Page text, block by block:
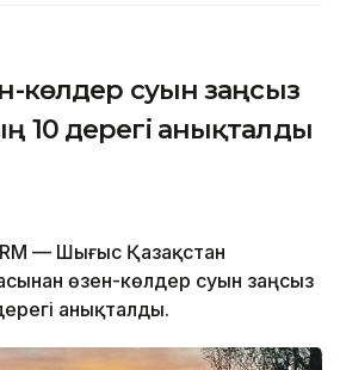
көлдер суын заңсыз
10 дерегі анықталды
— Шығыс Қазақстан
өзен-көлдер суын заңсыз
анықталды.